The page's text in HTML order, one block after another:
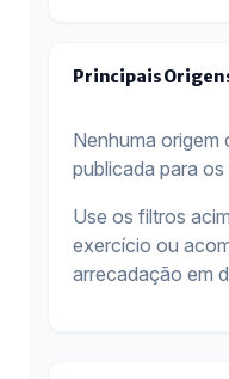
Principais
Nenhuma origem
publicada para
Use os filtros
exercício ou
arrecadação em